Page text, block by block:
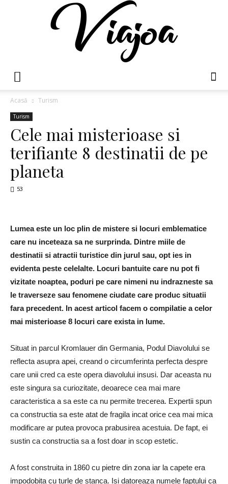
Acasă Turism
Turism
Cele mai misterioase si
terifiante 8 destinatii de pe
planeta
53
Lumea este un loc plin de mistere si locuri emblematice
care nu inceteaza sa ne surprinda. Dintre miile de
destinatii si atractii turistice din jurul sau, opt ies in
evidenta peste celelalte. Locuri bantuite care nu pot fi
vizitate noaptea, poduri pe care nimeni nu indrazneste sa
le traverseze sau fenomene ciudate care produc situatii
fara precedent. In acest articol facem o compilatie a celor
mai misterioase 8 locuri care exista in lume.
Situat in parcul Kromlauer din Germania, Podul Diavolului se
reflecta asupra apei, creand o circumferinta perfecta despre
care unii cred ca este opera diavolului insusi. Dar aceasta nu
este singura sa curiozitate, deoarece cea mai mare
caracteristica a sa este ca nu permite trecerea. Expertii spun
ca constructia sa este atat de fragila incat orice cea mai mica
modificare ar putea provoca prabusirea acestuia. De fapt, ei
sustin ca constructia sa a fost doar in scop estetic.
A fost construita in 1860 cu pietre din zona iar la capete era
impodobita cu turle de stanca. Isi datoreaza numele faptului ca